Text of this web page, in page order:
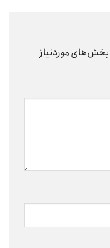
بخش‌های موردنیاز